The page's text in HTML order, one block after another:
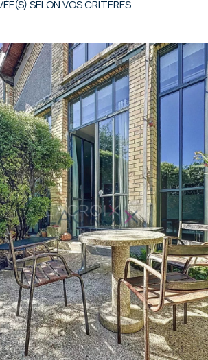
SELON VOS CRITÈRES
voir le
bien